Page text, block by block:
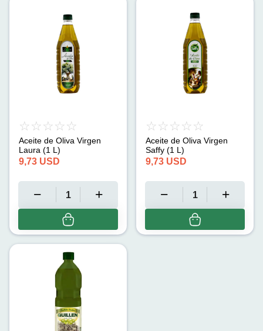
Aceite de Oliva Virgen
Laura (1 L)
9,73 USD
Aceite de Oliva Virgen
Saffy (1 L)
9,73 USD